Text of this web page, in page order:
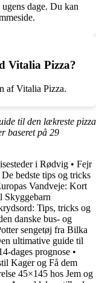
dage. Du kan
Vitalia Pizza?
af Vitalia Pizza.
til den lækreste pizza
baseret på 29
i Rødvig • Fejr
De bedste tips og tricks
Vandveje: Kort
Skyggebarn
Tips, tricks og
danske bus- og
sengetøj fra Bilka
ultimative guide til
dages prognose •
Kager og Få dem
45×145 hos Jem og